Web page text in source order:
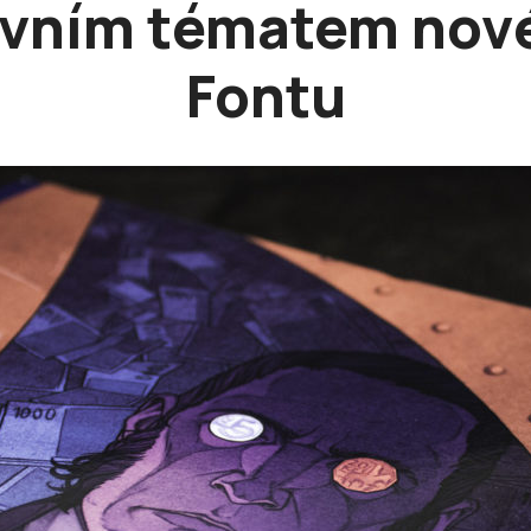
tématem
Fontu